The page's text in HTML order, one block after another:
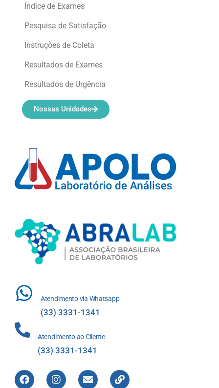
Atendimento via Whatsapp
(33) 3331-1341
Atendimento ao Cliente
(33) 3331-1341
Índice de Exames
Pesquisa de Satisfação
Instruções de Coleta
Resultados de Exames
Resultados de Urgência
Nossas Unidades